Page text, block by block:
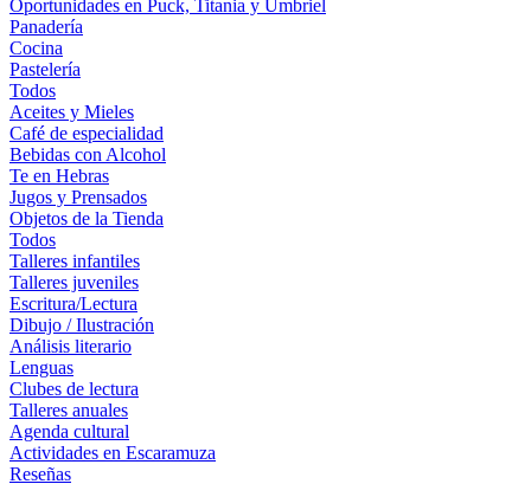
Oportunidades en Puck, Titania y Umbriel
Panadería
Cocina
Pastelería
Todos
Aceites y Mieles
Café de especialidad
Bebidas con Alcohol
Te en Hebras
Jugos y Prensados
Objetos de la Tienda
Todos
Talleres infantiles
Talleres juveniles
Escritura/Lectura
Dibujo / Ilustración
Análisis literario
Lenguas
Clubes de lectura
Talleres anuales
Agenda cultural
Actividades en Escaramuza
Reseñas